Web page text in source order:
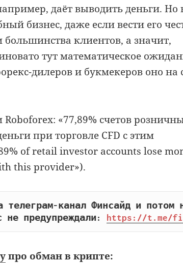
даёт выводить деньги. Но
бизнес, даже если вести его
клиентов, а значит,
тут математическое
дилеров и букмекеров оно на
«77,89% счетов
при торговле CFD с этим
of retail investor accounts lose
this provider»).
телеграм-канал Финсайд и потом
не предупреждали: https://t.me/
про обман в крипте: